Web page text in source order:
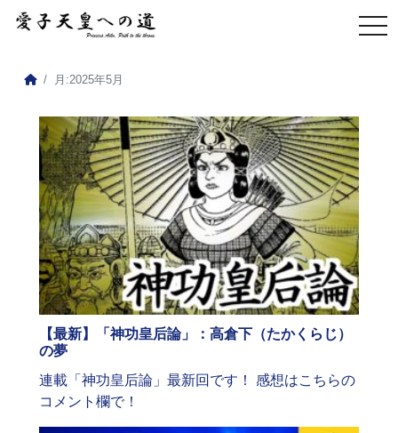
月:2025年5月
【最新】「神功皇后論」：高倉下（たかくらじ）
の夢
連載「神功皇后論」最新回です！ 感想はこちらの
コメント欄で！